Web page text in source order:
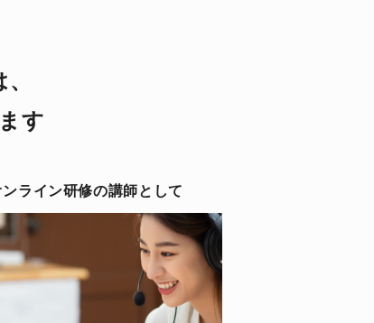
す
ンライン研修の講師として